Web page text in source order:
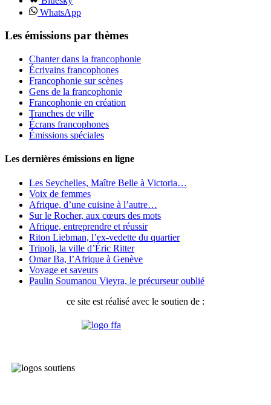
WhatsApp
Les émissions par thèmes
Chanter dans la francophonie
Écrivains francophones
Francophonie sur scènes
Gens de la francophonie
Francophonie en création
Tranches de ville
Écrans francophones
Émissions spéciales
Les dernières émissions en ligne
Les Seychelles, Maître Belle à Victoria…
Voix de femmes
Afrique, d’une cuisine à l’autre…
Sur le Rocher, aux cœurs des mots
Afrique, entreprendre et réussir
Riton Liebman, l’ex-vedette du quartier
Tripoli, la ville d’Éric Ritter
Omar Ba, l’Afrique à Genève
Voyage et saveurs
Paulin Soumanou Vieyra, le précurseur oublié
ce site est réalisé avec le soutien de :